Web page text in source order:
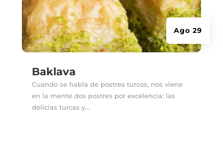
Baklava
Ago 29
Cuando se habla de postres turcos, nos viene
en la mente dos postres por excelencia: las
delicias turcas y...